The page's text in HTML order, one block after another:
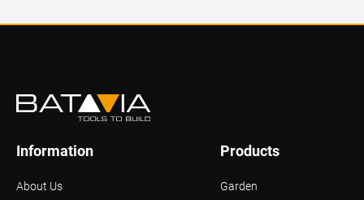
Products
About Us
Information
Garden